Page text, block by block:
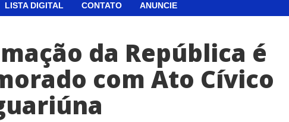
LISTA DIGITAL CONTATO ANUNCIE
da República é
com Ato Cívico